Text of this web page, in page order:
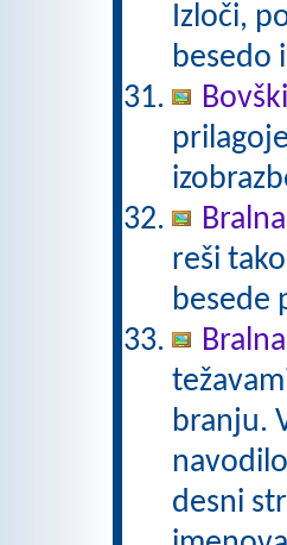
Izloči,
besedo
reši
besede
branju.
desni